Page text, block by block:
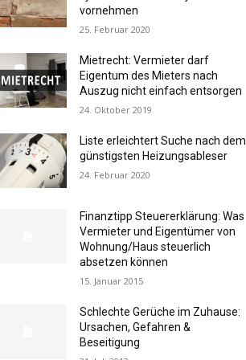
vornehmen
25. Februar 2020
Mietrecht: Vermieter darf
Eigentum des Mieters nach
Auszug nicht einfach entsorgen
24. Oktober 2019
Liste erleichtert Suche nach dem
günstigsten Heizungsableser
24. Februar 2020
Finanztipp Steuererklärung: Was
Vermieter und Eigentümer von
Wohnung/Haus steuerlich
absetzen können
15. Januar 2015
Schlechte Gerüche im Zuhause:
Ursachen, Gefahren &
Beseitigung